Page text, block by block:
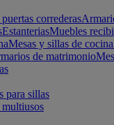
correderas
EstanteriasMuebles
Mesas y sillas de cocina
de matrimonio
para sillas
multiusos